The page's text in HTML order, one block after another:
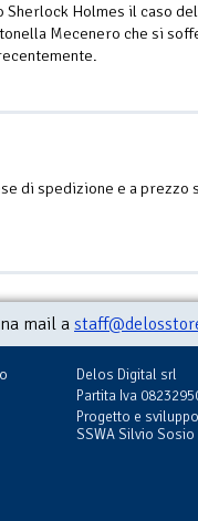
Holmes il caso
Mecenero che si
di spedizione e a prezzo
mail a
Delos Digital srl
Partita Iva
Progetto e
SSWA Silvio Sosio